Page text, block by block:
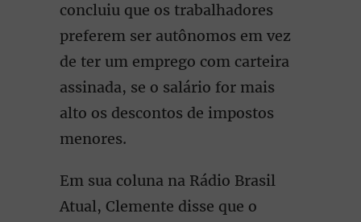
concluiu que os trabalhadores
preferem ser autônomos em vez
de ter um emprego com carteira
assinada, se o salário for mais
alto os descontos de impostos
menores.
Em sua coluna na Rádio Brasil
Atual, Clemente disse que o